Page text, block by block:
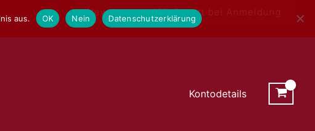
Newsletter - 10% Rabatt bei Anmeldung
Kontodetails
aus. OK Nein Datenschutzerklärung